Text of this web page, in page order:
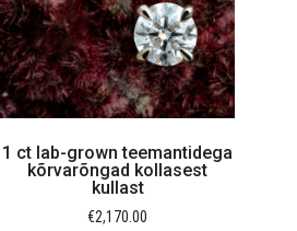
1 ct lab-grown teemantidega
kõrvarõngad kollasest
kullast
€2,170.00